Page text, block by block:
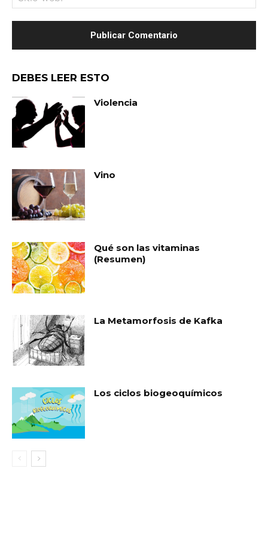
DEBES LEER ESTO
Violencia
Vino
Qué son las vitaminas
(Resumen)
La Metamorfosis de Kafka
Los ciclos biogeoquímicos